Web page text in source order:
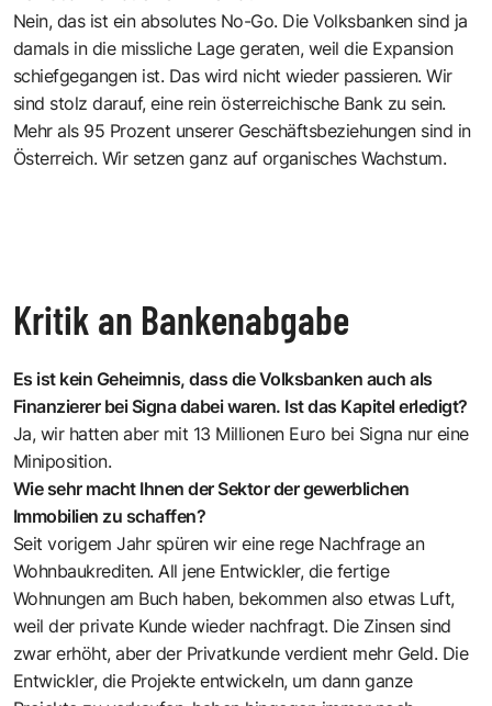
Nein, das ist ein absolutes No-Go. Die Volksbanken sind ja
damals in die missliche Lage geraten, weil die Expansion
schiefgegangen ist. Das wird nicht wieder passieren. Wir
sind stolz darauf, eine rein österreichische Bank zu sein.
Mehr als 95 Prozent unserer Geschäftsbeziehungen sind in
Österreich. Wir setzen ganz auf organisches Wachstum.
Kritik an Bankenabgabe
Es ist kein Geheimnis, dass die Volksbanken auch als
Finanzierer bei Signa dabei waren. Ist das Kapitel erledigt?
Ja, wir hatten aber mit 13 Millionen Euro bei Signa nur eine
Miniposition.
Wie sehr macht Ihnen der Sektor der gewerblichen
Immobilien zu schaffen?
Seit vorigem Jahr spüren wir eine rege Nachfrage an
Wohnbaukrediten. All jene Entwickler, die fertige
Wohnungen am Buch haben, bekommen also etwas Luft,
weil der private Kunde wieder nachfragt. Die Zinsen sind
zwar erhöht, aber der Privatkunde verdient mehr Geld. Die
Entwickler, die Projekte entwickeln, um dann ganze